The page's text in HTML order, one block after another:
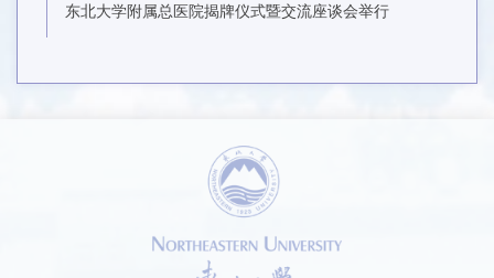
东北大学附属总医院揭牌仪式暨交流座谈会举行